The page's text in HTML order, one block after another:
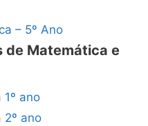
– 5º Ano
de Matemática e
ano
2º ano